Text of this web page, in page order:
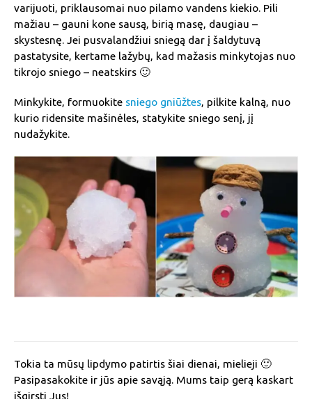
varijuoti, priklausomai nuo pilamo vandens kiekio. Pili
mažiau – gauni kone sausą, birią masę, daugiau –
skystesnę. Jei pusvalandžiui sniegą dar į šaldytuvą
pastatysite, kertame lažybų, kad mažasis minkytojas nuo
tikrojo sniego – neatskirs 🙂
Minkykite, formuokite sniego gniūžtes, pilkite kalną, nuo
kurio ridensite mašinėles, statykite sniego senį, jį
nudažykite.
Tokia ta mūsų lipdymo patirtis šiai dienai, mielieji 🙂
Pasipasakokite ir jūs apie savąją. Mums taip gerą kaskart
išgirsti Jus!